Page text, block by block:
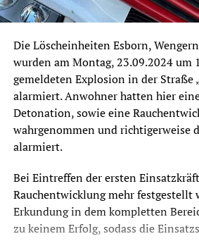
Die Löscheinheiten Esborn,
wurden am Montag, 23.09.2024 um
gemeldeten Explosion in der Straße
alarmiert. Anwohner hatten hier
Detonation, sowie eine
wahrgenommen und richtigerweise
alarmiert.
Bei Eintreffen der ersten
Rauchentwicklung mehr festgestellt
Erkundung in dem kompletten
zu keinem Erfolg, sodass die